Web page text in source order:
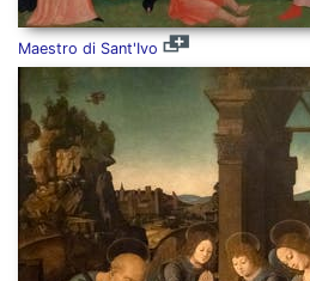
Maestro di Sant'Ivo